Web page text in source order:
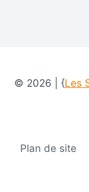
© 2026 | {Les
Plan de site